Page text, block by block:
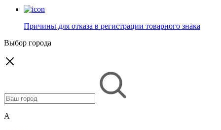
Причины для отказа в регистрации товарного знака
Выбор города
A